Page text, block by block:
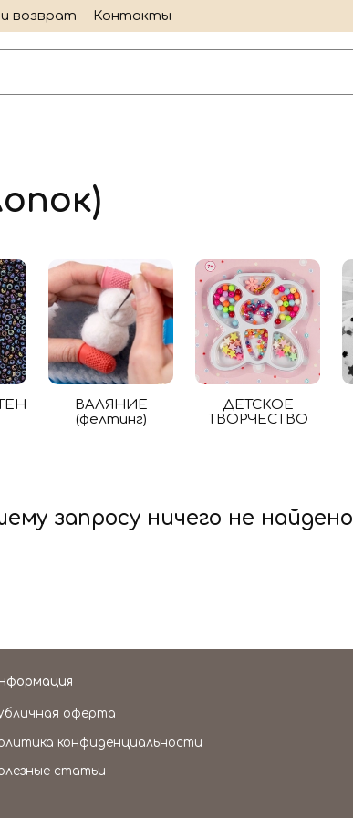
возврат Контакты
ВАЛЯНИЕ
(фелтинг)
ДЕТСКОЕ
ТВОРЧЕСТВО
запросу ничего не найдено
оферта
конфиденциальности
статьи